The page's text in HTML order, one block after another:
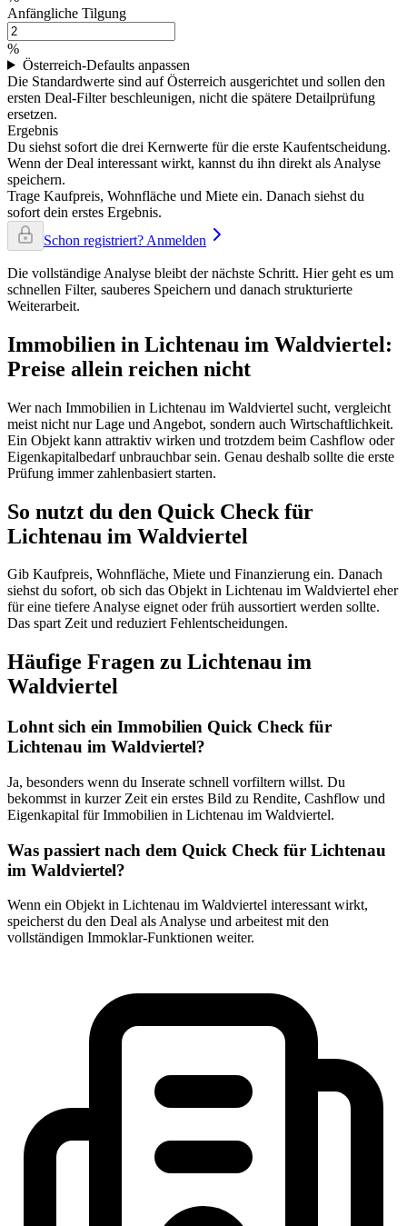
Anfängliche Tilgung
%
Österreich-Defaults anpassen
Die Standardwerte sind auf Österreich ausgerichtet und sollen den
ersten Deal-Filter beschleunigen, nicht die spätere Detailprüfung
ersetzen.
Ergebnis
Du siehst sofort die drei Kernwerte für die erste Kaufentscheidung.
Wenn der Deal interessant wirkt, kannst du ihn direkt als Analyse
speichern.
Trage Kaufpreis, Wohnfläche und Miete ein. Danach siehst du
sofort dein erstes Ergebnis.
Schon registriert? Anmelden
Die vollständige Analyse bleibt der nächste Schritt. Hier geht es um
schnellen Filter, sauberes Speichern und danach strukturierte
Weiterarbeit.
Immobilien in Lichtenau im Waldviertel:
Preise allein reichen nicht
Wer nach Immobilien in Lichtenau im Waldviertel sucht, vergleicht
meist nicht nur Lage und Angebot, sondern auch Wirtschaftlichkeit.
Ein Objekt kann attraktiv wirken und trotzdem beim Cashflow oder
Eigenkapitalbedarf unbrauchbar sein. Genau deshalb sollte die erste
Prüfung immer zahlenbasiert starten.
So nutzt du den Quick Check für
Lichtenau im Waldviertel
Gib Kaufpreis, Wohnfläche, Miete und Finanzierung ein. Danach
siehst du sofort, ob sich das Objekt in Lichtenau im Waldviertel eher
für eine tiefere Analyse eignet oder früh aussortiert werden sollte.
Das spart Zeit und reduziert Fehlentscheidungen.
Häufige Fragen zu Lichtenau im
Waldviertel
Lohnt sich ein Immobilien Quick Check für
Lichtenau im Waldviertel?
Ja, besonders wenn du Inserate schnell vorfiltern willst. Du
bekommst in kurzer Zeit ein erstes Bild zu Rendite, Cashflow und
Eigenkapital für Immobilien in Lichtenau im Waldviertel.
Was passiert nach dem Quick Check für Lichtenau
im Waldviertel?
Wenn ein Objekt in Lichtenau im Waldviertel interessant wirkt,
speicherst du den Deal als Analyse und arbeitest mit den
vollständigen Immoklar-Funktionen weiter.